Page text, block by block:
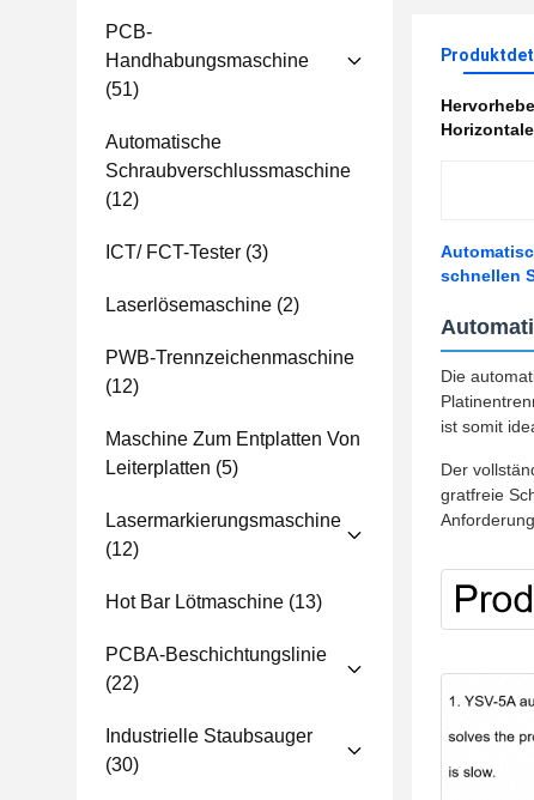
PCB-
Handhabungsmaschine
(51)
Automatische
Schraubverschlussmaschine
(12)
ICT/ FCT-Tester (3)
Laserlösemaschine (2)
PWB-Trennzeichenmaschine
(12)
Maschine Zum Entplatten Von
Leiterplatten (5)
Lasermarkierungsmaschine
(12)
Hot Bar Lötmaschine (13)
PCBA-Beschichtungslinie
(22)
Industrielle Staubsauger
(30)
schnellen
Die
ist somit
Der
gratfreie